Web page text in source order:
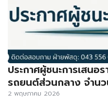
ประกาศผู้ชนะการเสนอ
รถยนต์ส่วนกลาง จำน
2 พฤษภาคม 2026